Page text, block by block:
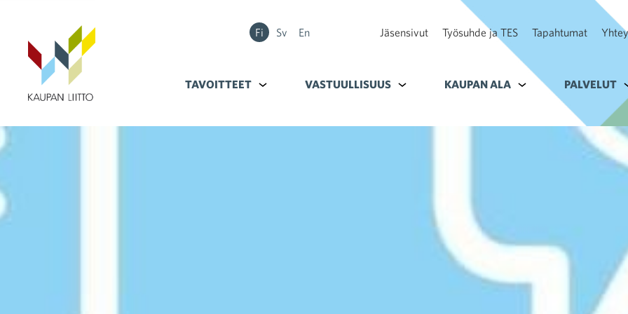
Fi Sv En Jäsensivut Työsuhde ja TES Tapahtumat
TAVOITTEET Alavalikko kohteelle Tavoitteet
VASTUULLISUUS Alavalikko kohteelle Vastuullisuus
KAUPAN ALA Alavalikko kohteelle
PALVELUT